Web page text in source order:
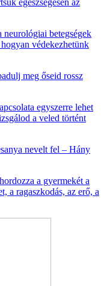
egészségesen az
neurológiai betegségek
védekezhetünk
meg őseid rossz
egyszerre lehet
a veled történt
nevelt fel – Hány
a gyermekét a
a ragaszkodás, az erő, a